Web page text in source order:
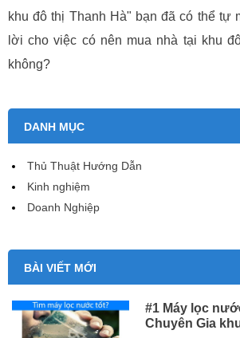
khu đô thị Thanh Hà" bạn đã có thể tự
lời cho việc có nên mua nhà tại khu
không?
DANH MỤC
Thủ Thuật Hướng Dẫn
Kinh nghiệm
Doanh Nghiệp
BÀI VIẾT MỚI
#1 Máy lọc
Chuyên Gia